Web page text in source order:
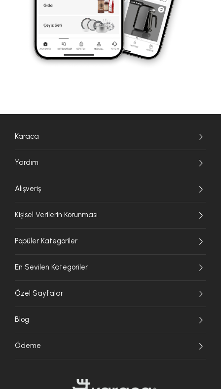
Karaca
Yardım
Alışveriş
Kişisel Verilerin Korunması
Popüler Kategoriler
En Sevilen Kategoriler
Özel Sayfalar
Blog
Ödeme